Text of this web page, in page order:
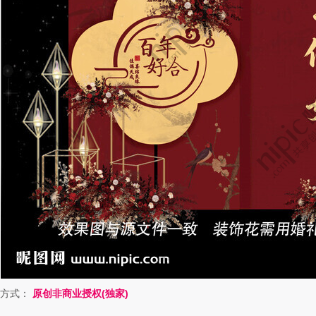
方式： 原创非商业授权(独家)